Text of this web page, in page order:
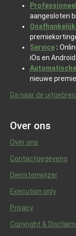
Professioneel
aangesloten
Onafhankelijk
Service :
iOs en
nieuwe
Ga naar de
Over ons
Over ons
Contactgegevens
Dienstenwijzer
Execution only
Privacy
Copyright &